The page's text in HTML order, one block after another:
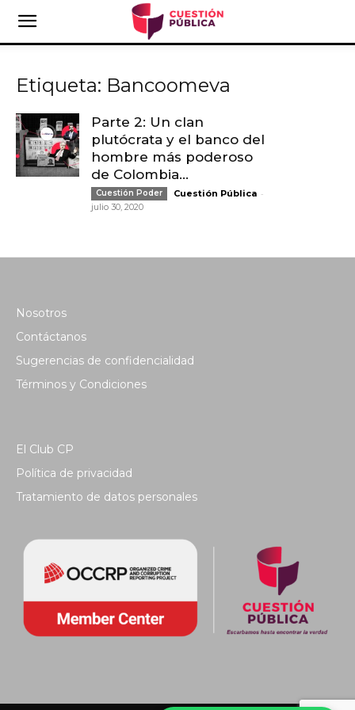
Etiqueta: Bancoomeva
Parte 2: Un clan
plutócrata y el banco del
hombre más poderoso
de Colombia...
Cuestión Poder Cuestión Pública -
julio 30, 2020
Nosotros
Contáctanos
Sugerencias de confidencialidad
Términos y Condiciones
El Club CP
Política de privacidad
Tratamiento de datos personales